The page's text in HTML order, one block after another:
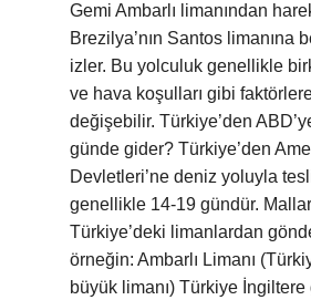
Gemi Ambarlı limanından
Brezilya’nın Santos limanına
izler. Bu yolculuk genellikle
ve hava koşulları gibi
değişebilir. Türkiye’den
günde gider? Türkiye’den
Devletleri’ne deniz yoluyla
genellikle 14-19 gündür.
Türkiye’deki limanlardan
örneğin: Ambarlı Limanı
büyük limanı) Türkiye